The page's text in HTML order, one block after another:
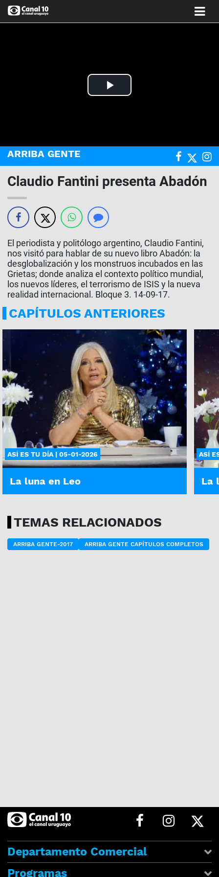
Play
ARRIBA GENTE
Claudio Fantini presenta Abadón
El periodista y politólogo argentino, Claudio Fantini,
nos visitó para hablar de su nuevo libro Abadón: la
desglobalización y los monstruos incubados en las
Grietas; donde analiza el contexto político mundial,
los nuevos líderes, el terrorismo de ISIS y la nueva
realidad internacional. Bloque 3. 14-09-17.
CAPÍTULOS ANTERIORES
ASÍ ES TU DÍA | 05-01-2026
La luna en Leo
ASÍ
La
TEMAS RELACIONADOS
ARRIBA GENTE-2017 ARRIBA GENTE CAPÍTULOS COMPLETOS
Departamento Comercial
Programas